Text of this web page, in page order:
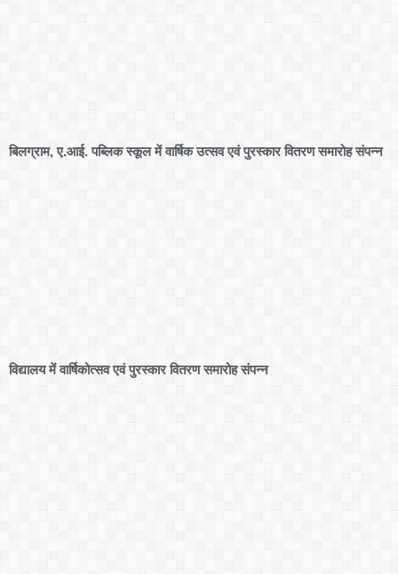
बिलग्राम, ए.आई. पब्लिक स्कूल में वार्षिक उत्सव एवं पुरस्कार वितरण समारोह संपन्न
विद्यालय में वार्षिकोत्सव एवं पुरस्कार वितरण समारोह संपन्न